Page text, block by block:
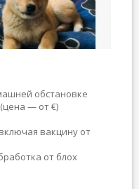
обстановке
— от €)
вакцину от
от блох